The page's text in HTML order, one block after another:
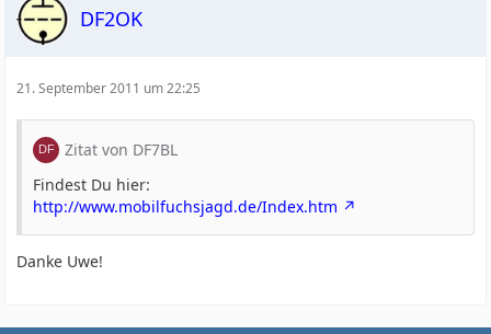
DF2OK
21. September 2011 um 22:25
Zitat von DF7BL
Findest Du hier:
http://www.mobilfuchsjagd.de/Index.htm
Danke Uwe!